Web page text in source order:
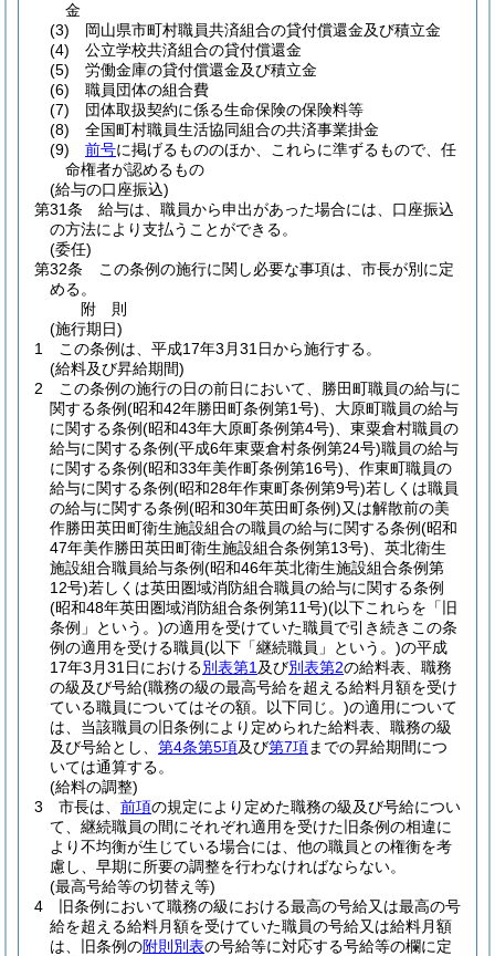
金
(3)
岡山県市町村職員共済組合の貸付償還金及び積立金
(4)
公立学校共済組合の貸付償還金
(5)
労働金庫の貸付償還金及び積立金
(6)
職員団体の組合費
(7)
団体取扱契約に係る生命保険の保険料等
(8)
全国町村職員生活協同組合の共済事業掛金
(9)
前号に掲げるもののほか、これらに準ずるもので、任
命権者が認めるもの
(給与の口座振込)
第31条
給与は、職員から申出があった場合には、口座振込
の方法により支払うことができる。
(委任)
第32条
この条例の施行に関し必要な事項は、市長が別に定
める。
附 則
(施行期日)
1
この条例は、平成17年3月31日から施行する。
(給料及び昇給期間)
2
この条例の施行の日の前日において、勝田町職員の給与に
関する条例(昭和42年勝田町条例第1号) 、大原町職員の給与
に関する条例(昭和43年大原町条例第4号) 、東粟倉村職員の
給与に関する条例(平成6年東粟倉村条例第24号)職員の給与
に関する条例(昭和33年美作町条例第16号) 、作東町職員の
給与に関する条例(昭和28年作東町条例第9号)若しくは職員
の給与に関する条例(昭和30年英田町条例)又は解散前の美
作勝田英田町衛生施設組合の職員の給与に関する条例(昭和
47年美作勝田英田町衛生施設組合条例第13号) 、英北衛生
施設組合職員給与条例(昭和46年英北衛生施設組合条例第
12号)若しくは英田圏域消防組合職員の給与に関する条例
(昭和48年英田圏域消防組合条例第11号)(以下これらを「旧
条例」という。)の適用を受けていた職員で引き続きこの条
例の適用を受ける職員(以下「継続職員」という。)の平成
17年3月31日における別表第1 及び別表第2の給料表、職務
の級及び号給(職務の級の最高号給を超える給料月額を受け
ている職員についてはその額。以下同じ。)の適用について
は、当該職員の旧条例により定められた給料表、職務の級
及び号給とし、 第4条第5項及び第7項までの昇給期間につ
いては通算する。
(給料の調整)
3
市長は、 前項の規定により定めた職務の級及び号給につい
て、継続職員の間にそれぞれ適用を受けた旧条例の相違に
より不均衡が生じている場合には、他の職員との権衡を考
慮し、早期に所要の調整を行わなければならない。
(最高号給等の切替え等)
4
旧条例において職務の級における最高の号給又は最高の号
給を超える給料月額を受けていた職員の号給又は給料月額
は、旧条例の附則別表の号給等に対応する号給等の欄に定